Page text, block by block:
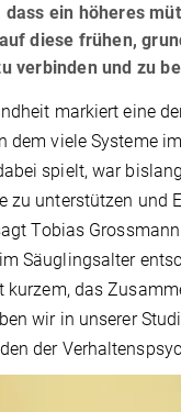
ein höheres
diese frühen,
verbinden und zu
markiert eine
dem viele Systeme
spielt, war
zu unterstützen und
Tobias
Säuglingsalter
kurzem, das
wir in unserer
der